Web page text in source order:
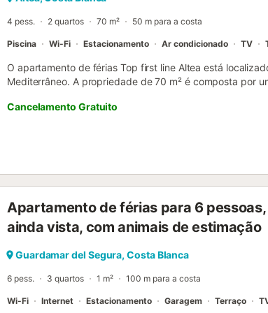
Exterior do apartamento - 2 vagas de estacionamento
4 pess. 2 quartos 70 m² 50 m para a costa
Piscina Wi-Fi Estacionamento Ar condicionado TV
O apartamento de férias Top first line Altea está
Mediterrâneo. A propriedade de 70 m² é composta por
adicionais incluem Wi-Fi, uma televisão, ar condicionado,
destaque deste alojamento é a sua área exterior
Cancelamento Gratuito
Apartamento de férias para 6
ainda vista, com animais de estimação
Guardamar del Segura, Costa Blanca
6 pess. 3 quartos 1 m² 100 m para a costa
Wi-Fi Internet Estacionamento Garagem Terraço